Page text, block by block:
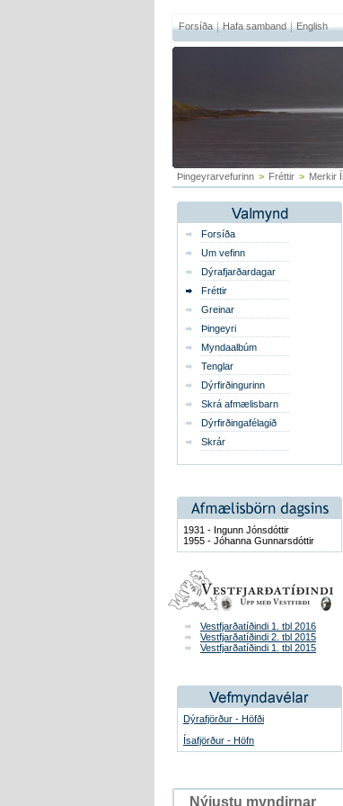
Forsíða Hafa samband English
Þingeyrarvefurinn > Fréttir > Merkir
Forsíða
Um vefinn
Dýrafjarðardagar
Fréttir
Greinar
Þingeyri
Myndaalbúm
Tenglar
Dýrfirðingurinn
Skrá afmælisbarn
Dýrfirðingafélagið
Skrár
1931 - Ingunn Jónsdóttir
1955 - Jóhanna Gunnarsdóttir
Vestfjarðatíðindi 1. tbl 2016
Vestfjarðatíðindi 2. tbl 2015
Vestfjarðatíðindi 1. tbl 2015
Dýrafjörður - Höfði
Ísafjörður - Höfn
Nýjustu myndirnar